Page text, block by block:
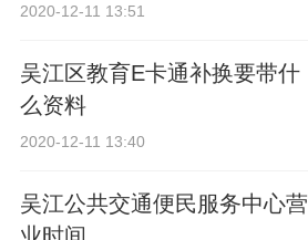
2020-12-11 13:51
吴江区教育E卡通补换要带什
么资料
2020-12-11 13:40
吴江公共交通便民服务中心营